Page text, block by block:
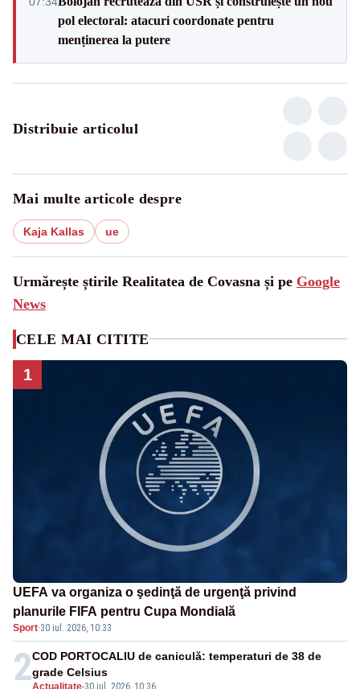
pol electoral: atacuri coordonate pentru
menținerea la putere
Distribuie articolul
Mai multe articole despre
Kaja Kallas ue
Urmărește știrile Realitatea de Covasna și pe Google
News
CELE MAI CITITE
1
UEFA va organiza o şedinţă de urgenţă privind
planurile FIFA pentru Cupa Mondială
Sport·30 iul. 2026, 10:33
2Actualitate-30 iul. 2026, 10:36
COD PORTOCALIU de caniculă: temperaturi de 38 de
grade Celsius